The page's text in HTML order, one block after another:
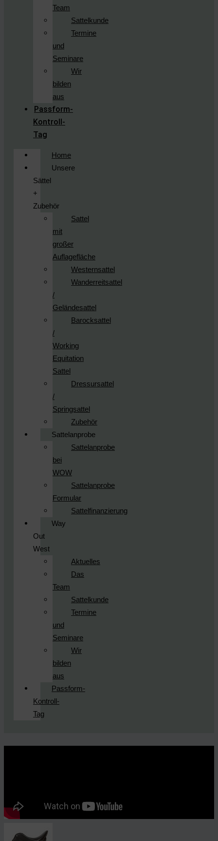
Team
Sattelkunde
Termine
und
Seminare
Wir
bilden
aus
Passform-
Kontroll-
Tag
Home
Unsere
Sättel
+
Zubehör
Sattel
mit
großer
Auflagefläche
Westernsattel
Wanderreitsattel
/
Geländesattel
Barocksattel
/
Working
Equitation
Sattel
Dressursattel
/
Springsattel
Zubehör
Sattelanprobe
Sattelanprobe
bei
WOW
Sattelanprobe
Formular
Sattelfinanzierung
Way
Out
West
Aktuelles
Das
Team
Sattelkunde
Termine
und
Seminare
Wir
bilden
aus
Passform-
Kontroll-
Tag